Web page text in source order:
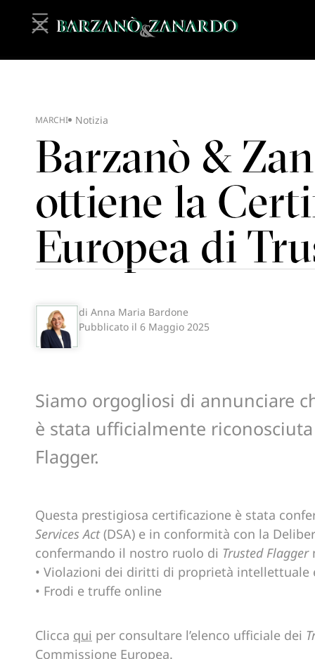
MARCHI Notizia
Barzanò &
ottiene la
Europea di
di Anna Maria Bardone
Pubblicato il 6 Maggio 2025
Siamo orgogliosi di annunciare
è stata ufficialmente
Flagger.
Questa prestigiosa certificazione è stata
Services Act(DSA) e in conformità con la
confermando il nostro ruolo di Trusted Flagger
• Violazioni dei diritti di proprietà
• Frodi e truffe online
Clicca qui per consultare l’elenco ufficiale dei
Commissione Europea.